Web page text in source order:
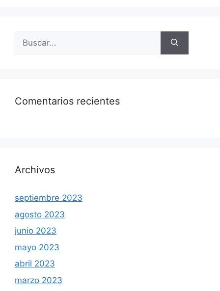
Comentarios recientes
Archivos
septiembre 2023
agosto 2023
junio 2023
mayo 2023
abril 2023
marzo 2023